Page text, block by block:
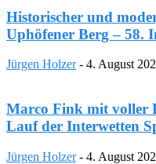
Historischer und
Uphöfener Berg – 58.
Jürgen Holzer - 4. August
Marco Fink mit voller
Lauf der Interwetten
Jürgen Holzer - 4. August